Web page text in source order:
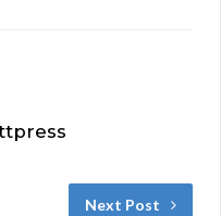
Next Post